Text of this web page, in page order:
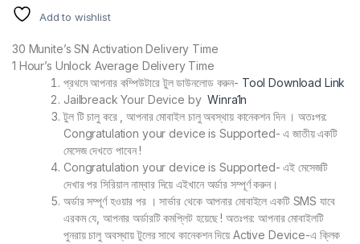
Add to wishlist
30 Munite’s SN Activation Delivery Time
1 Hour’s Unlock Average Delivery Time
প্রথমে আপনার কম্পিউটারে টুল ডাউনলোড করুন- Tool Download Link
Jailbreack Your Device byWinra1n
টুল টি চালু করে , আপনার মোবাইল চালু অবস্থায় কানেকশন দিন । অতঃপর:
Congratulation your device is Supported- এ জাতীয় একটি
মেসেজ দেখতে পাবেন !
Congratulation your device is Supported- এই মেসেজটি
দেখার পর সিরিয়াল নাম্বার দিয়ে এইখানে অর্ডার সম্পূর্ণ করুন।
অর্ডার সম্পূর্ণ হওয়ার পর । সার্ভার থেকে আপনার মোবাইলে একটি SMS যাবে
এরকম যে, আপনার অর্ডারটি কমপ্লিট হয়েছে ! অতঃপর: আপনার মোবাইলটি
পুনরায় চালু অবস্থায় টুলের সাথে কানেকশন দিয়ে Active Device-এ ক্লিক